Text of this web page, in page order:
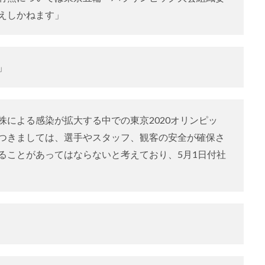
しかねます」
による感染が拡大する中での東京2020オリンピッ
きましては、選手やスタッフ、観客の安全が確保さ
ことがあってはならないと考えており、5月1日付社